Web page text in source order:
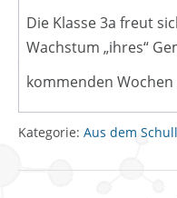
Die Klasse 3a freut
Wachstum „ihres“
kommenden Wochen
Kategorie: Aus dem